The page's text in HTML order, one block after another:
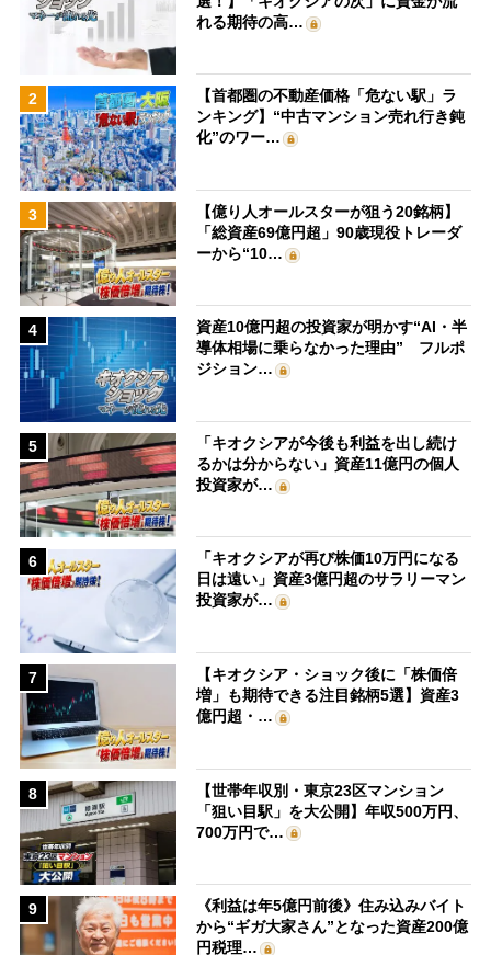
れる期待の高…
2
【首都圏の不動産価格「危ない駅」ラ
ンキング】“中古マンション売れ行き鈍
化”のワー…
3
【億り人オールスターが狙う20銘柄】
「総資産69億円超」90歳現役トレーダ
ーから“10…
4
資産10億円超の投資家が明かす“AI・半
導体相場に乗らなかった理由” フルポ
ジション…
5
「キオクシアが今後も利益を出し続け
るかは分からない」資産11億円の個人
投資家が…
6
「キオクシアが再び株価10万円になる
日は遠い」資産3億円超のサラリーマン
投資家が…
7
【キオクシア・ショック後に「株価倍
増」も期待できる注目銘柄5選】資産3
億円超・…
8
【世帯年収別・東京23区マンション
「狙い目駅」を大公開】年収500万円、
700万円で…
9
《利益は年5億円前後》住み込みバイト
から“ギガ大家さん”となった資産200億
円税理…